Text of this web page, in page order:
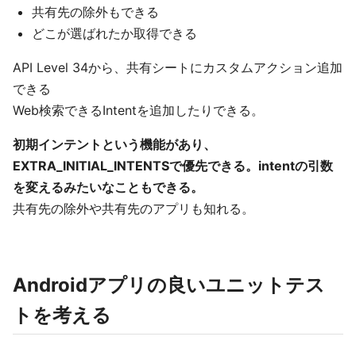
共有先の除外もできる
どこが選ばれたか取得できる
API Level 34から、共有シートにカスタムアクション追加
できる
Web検索できるIntentを追加したりできる。
初期インテントという機能があり、
EXTRA_INITIAL_INTENTSで優先できる。intentの引数
を変えるみたいなこともできる。
共有先の除外や共有先のアプリも知れる。
Androidアプリの良いユニットテス
トを考える